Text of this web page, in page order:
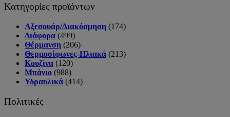
Κατηγορίες προϊόντων
Αξεσουάρ/Διακόσμηση (174)
Διάφορα (499)
Θέρμανση (206)
Θερμοσίφωνες-Ηλιακά (213)
Κουζίνα (120)
Μπάνιο (988)
Υδραυλικά (414)
Πολιτικές